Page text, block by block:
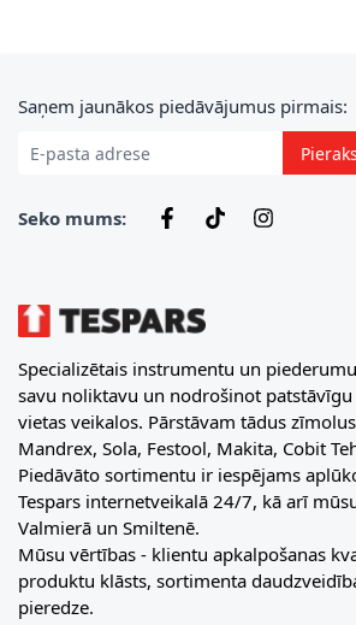
E-pasta adrese
Saņem jaunākos piedāvājumus pirmais:
Seko mums:
Specializētais instrumentu un
savu noliktavu un nodrošinot
vietas veikalos. Pārstāvam tādus
Mandrex, Sola, Festool, Makita, Cobit
Piedāvāto sortimentu ir iespējams
Tespars internetveikalā 24/7, kā arī
Valmierā un Smiltenē.
Mūsu vērtības - klientu apkalpošanas
produktu klāsts, sortimenta
pieredze.